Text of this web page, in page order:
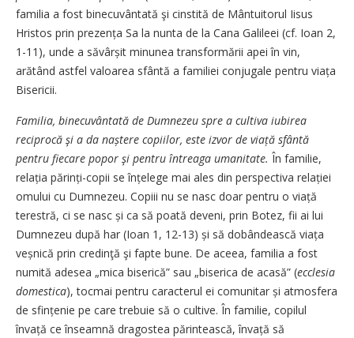
familia a fost binecuvântată şi cinstită de Mântuitorul Iisus
Hristos prin prezența Sa la nunta de la Cana Galileei (cf. Ioan 2,
1-11), unde a săvârșit minunea transformării apei în vin,
arătând astfel valoarea sfântă a familiei conjugale pentru viața
Bisericii.
Familia, binecuvântată de Dumnezeu spre a cultiva iubirea
reciprocă şi a da naștere copiilor, este izvor de viață sfântă
pentru fiecare popor şi pentru întreaga umanitate. În familie,
relația părinți-copii se înțelege mai ales din perspectiva relației
omului cu Dumnezeu. Copiii nu se nasc doar pentru o viață
terestră, ci se nasc și ca să poată deveni, prin Botez, fii ai lui
Dumnezeu după har (Ioan 1, 12-13) și să dobândească viața
veșnică prin credinţă şi fapte bune. De aceea, familia a fost
numită adesea „mica biserică” sau „biserica de acasă” (ecclesia
domestica), tocmai pentru caracterul ei comunitar și atmosfera
de sfințenie pe care trebuie să o cultive. În familie, copilul
învață ce înseamnă dragostea părintească, învață să